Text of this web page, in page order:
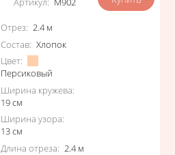
Характеристики
Отрез: 2.4 м
Состав: Хлопок
Цвет:
Персиковый
Ширина кружева:
19см
Ширина узора:
13см
Длина отреза: 2.4 м